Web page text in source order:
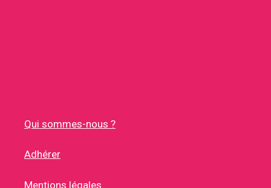
Qui sommes-nous ?
Adhérer
Mentions légales